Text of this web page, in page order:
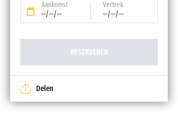
Aankomst
--/--/--
Vertrek
--/--/--
RESERVEREN
Delen